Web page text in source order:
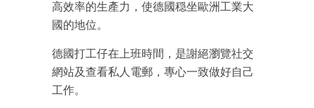
高效率的生產力，使德國穏坐歐洲工業大
國的地位。
德國打工仔在上班時間，是謝絕瀏覽社交
網站及查看私人電郵，專心一致做好自己
工作。